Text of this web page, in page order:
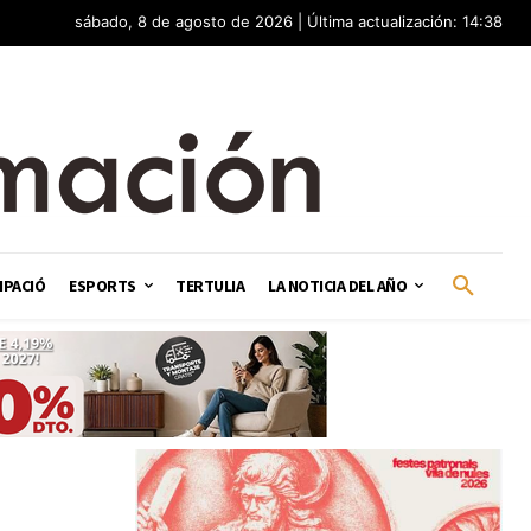
sábado, 8 de agosto de 2026 | Última actualización: 14:38
ESPORTS TERTULIA LA NOTICIA DEL AÑO